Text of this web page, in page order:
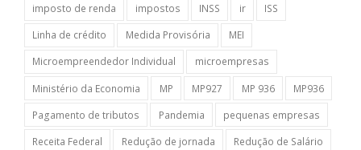
imposto de renda
impostos INSS ir
ISS
Linha de crédito
Medida Provisória
MEI
Microempreendedor Individual
microempresas
Ministério da Economia
MP MP927 MP 936
MP936
Pagamento de tributos
Pandemia
pequenas empresas
Receita Federal
Redução de jornada
Redução de Salário